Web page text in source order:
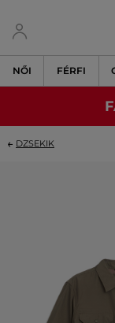
NŐI FÉRFI
DZSEKIK